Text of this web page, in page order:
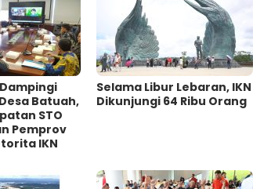
Batuah,
STO
Pemprov
IKN
Selama Libur Lebaran, IKN
Dikunjungi 64 Ribu Orang